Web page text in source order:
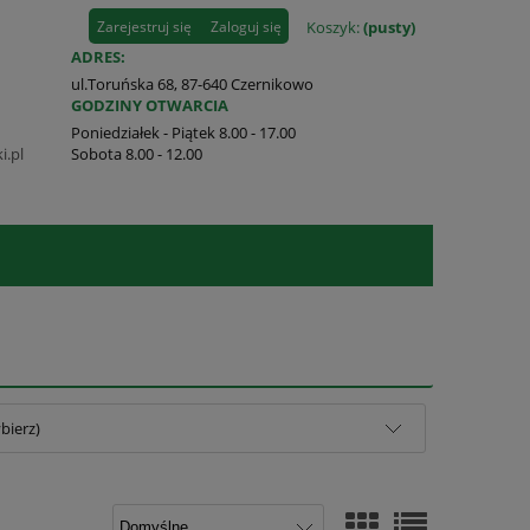
Koszyk:(pusty)
Zarejestruj się Zaloguj się
ADRES:
ul.Toruńska 68, 87-640 Czernikowo
GODZINY OTWARCIA
Poniedziałek - Piątek 8.00 - 17.00
Sobota 8.00 - 12.00